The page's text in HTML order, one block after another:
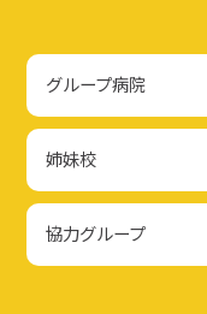
グループ病院
姉妹校
協力グループ